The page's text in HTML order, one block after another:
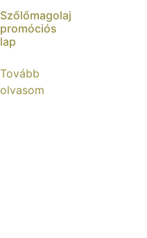
Szőlőmagolaj
promóciós
lap
Tovább
olvasom